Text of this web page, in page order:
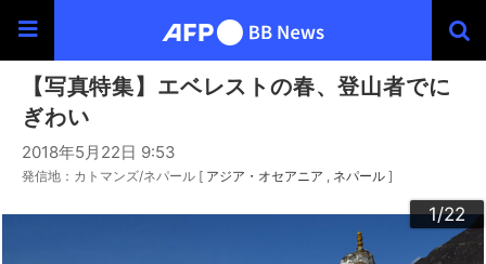
【写真特集】エベレストの春、登山者でに
ぎわい
2018年5月22日 9:53
発信地：カトマンズ/ネパール [ アジア・オセアニア ネパール ]
1/22
2/22
3/22
4/22
5/22
6/22
7/22
8/22
9/22
10/22
11/22
12/22
13/22
14/22
15/22
16/22
17/22
18/22
19/22
20/22
21/22
22/22